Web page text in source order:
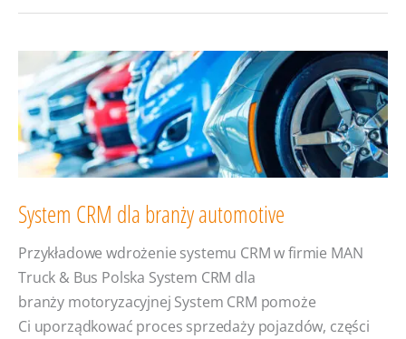
finansowej
System CRM dla branży automotive
Przykładowe wdrożenie systemu CRM w firmie MAN
Truck & Bus Polska System CRM dla
branży motoryzacyjnej System CRM pomoże
Ci uporządkować proces sprzedaży pojazdów, części